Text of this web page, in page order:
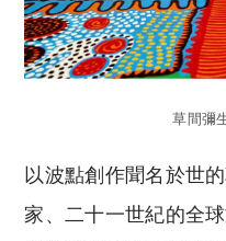
草間彌
以波點創作聞名於世
家、二十一世紀的全